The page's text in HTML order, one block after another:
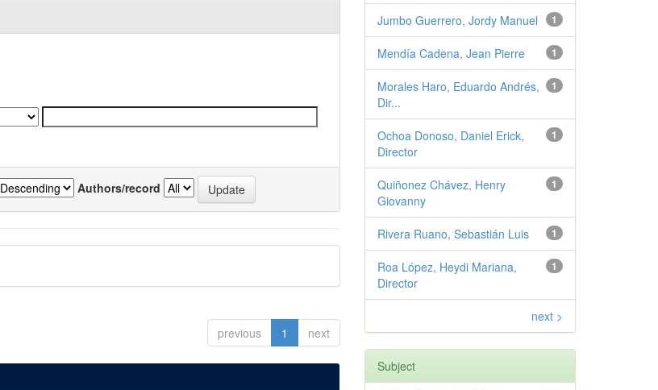
Authors/record
previous 1 next
1
Jumbo Guerrero, Jordy Manuel
1
Mendía Cadena, Jean Pierre
1
Morales Haro, Eduardo Andrés,
Dir...
1
Ochoa Donoso, Daniel Erick,
Director
1
Quiñonez Chávez, Henry
Giovanny
1
Rivera Ruano, Sebastián Luis
1
Roa López, Heydi Mariana,
Director
next >
Subject